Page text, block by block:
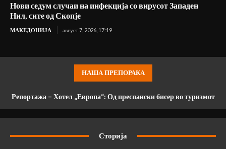
Нови седум случаи на инфекција со вирусот Западен
Нил, сите од Скопје
МАКЕДОНИЈА август 7, 2026, 17:19
НАША ПРЕПОРАКА
Репортажа – Хотел „Европа“: Од преспански бисер во туризмот
до споменик на институционална негрижа
Какви биографии имаат новите министри во Владата на
Мицкоски?
Сторија